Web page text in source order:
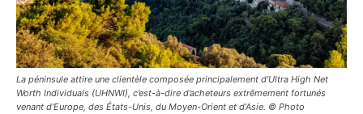
La péninsule attire une clientèle composée principalement d’Ultra High Net
Worth Individuals (UHNWI), c’est-à-dire d’acheteurs extrêmement fortunés
venant d’Europe, des États-Unis, du Moyen-Orient et d’Asie. © Photo